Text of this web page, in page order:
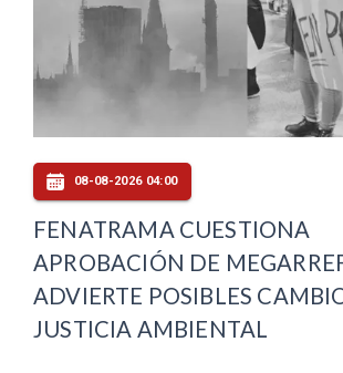
08-08-2026 04:00
FENATRAMA CUESTIONA
APROBACIÓN DE
ADVIERTE POSIBLES
JUSTICIA AMBIENTAL